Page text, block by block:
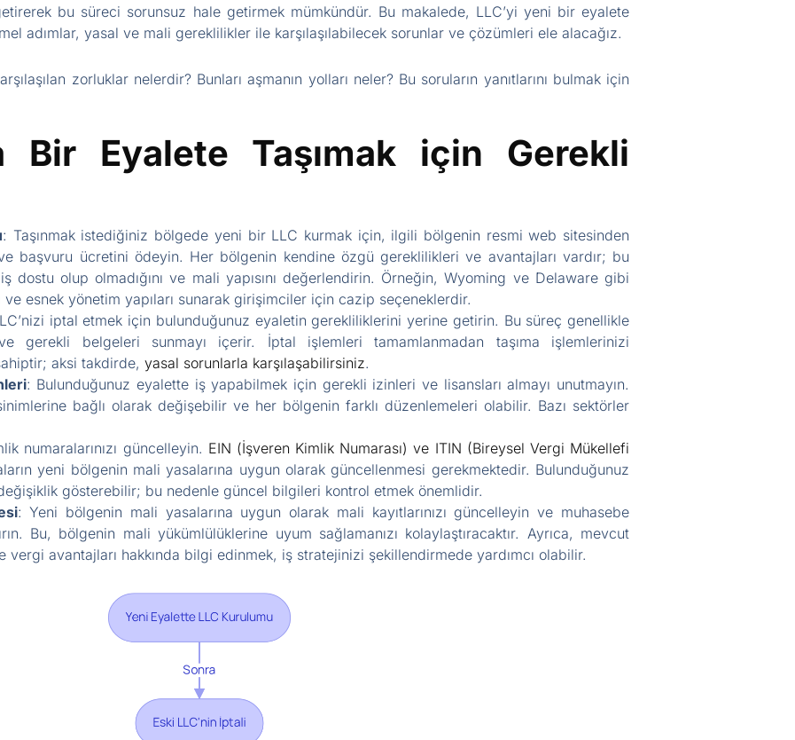
bu süreci sorunsuz hale getirmek mümkündür. Bu makalede, LLC’yi yeni bir eyalete
adımlar, yasal ve mali gereklilikler ile karşılaşılabilecek sorunlar ve çözümleri ele alacağız.
zorluklar nelerdir? Bunları aşmanın yolları neler? Bu soruların yanıtlarını bulmak için
Bir Eyalete Taşımak için Gerekli
: Taşınmak istediğiniz bölgede yeni bir LLC kurmak için, ilgili bölgenin resmi web sitesinden
başvuru ücretini ödeyin. Her bölgenin kendine özgü gereklilikleri ve avantajları vardır; bu
dostu olup olmadığını ve mali yapısını değerlendirin. Örneğin, Wyoming ve Delaware gibi
esnek yönetim yapıları sunarak girişimciler için cazip seçeneklerdir.
iptal etmek için bulunduğunuz eyaletin gerekliliklerini yerine getirin. Bu süreç genellikle
gerekli belgeleri sunmayı içerir. İptal işlemleri tamamlanmadan taşıma işlemlerinizi
aksi takdirde, yasal sorunlarla karşılaşabilirsiniz.
: Bulunduğunuz eyalette iş yapabilmek için gerekli izinleri ve lisansları almayı unutmayın.
bağlı olarak değişebilir ve her bölgenin farklı düzenlemeleri olabilir. Bazı sektörler
numaralarınızı güncelleyin. EIN (İşveren Kimlik Numarası) ve ITIN (Bireysel Vergi Mükellefi
yeni bölgenin mali yasalarına uygun olarak güncellenmesi gerekmektedir. Bulunduğunuz
gösterebilir; bu nedenle güncel bilgileri kontrol etmek önemlidir.
: Yeni bölgenin mali yasalarına uygun olarak mali kayıtlarınızı güncelleyin ve muhasebe
Bu, bölgenin mali yükümlülüklerine uyum sağlamanızı kolaylaştıracaktır. Ayrıca, mevcut
avantajları hakkında bilgi edinmek, iş stratejinizi şekillendirmede yardımcı olabilir.